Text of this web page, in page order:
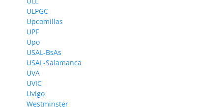
ULPGC
Upcomillas
UPF
Upo
USAL-BsAs
USAL-Salamanca
UVA
UVIC
Uvigo
Westminster